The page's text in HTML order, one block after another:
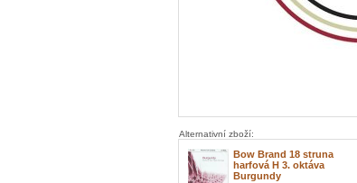
Alternativní zboží:
Bow Brand 18 struna
harfová H 3. oktáva
Burgundy